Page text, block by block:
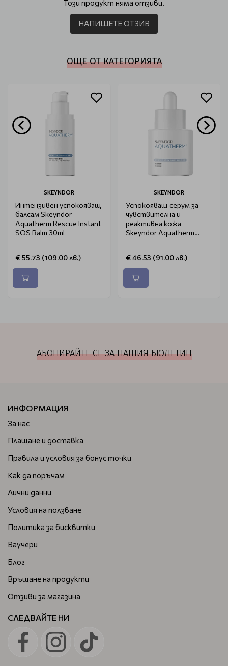
Този продукт няма отзиви.
НАПИШЕТЕ ОТЗИВ
ОЩЕ ОТ КАТЕГОРИЯТА
SKEYNDOR
Интензивен успокояващ
балсам Skeyndor
Aquatherm Rescue Instant
SOS Balm 30ml
€ 55.73 (109.00 лв.)
SKEYNDOR
Успокояващ серум за
чувствителна и
реактивна кожа
Skeyndor Aquatherm
€ 46.53 (91.00 лв.)
АБОНИРАЙТЕ СЕ ЗА НАШИЯ БЮЛЕТИН
ИНФОРМАЦИЯ
За нас
Плащане и доставка
Правила и условия за бонус точки
Как да поръчам
Лични данни
Условия на ползване
Политика за бисквитки
Ваучери
Блог
Връщане на продукти
Отзиви за магазина
СЛЕДВАЙТЕ НИ